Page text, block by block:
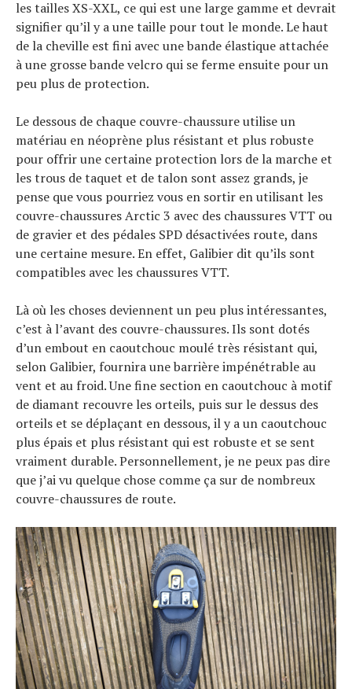
les tailles XS-XXL, ce qui est une large gamme et devrait
signifier qu’il y a une taille pour tout le monde. Le haut
de la cheville est fini avec une bande élastique attachée
à une grosse bande velcro qui se ferme ensuite pour un
peu plus de protection.
Le dessous de chaque couvre-chaussure utilise un
matériau en néoprène plus résistant et plus robuste
pour offrir une certaine protection lors de la marche et
les trous de taquet et de talon sont assez grands, je
pense que vous pourriez vous en sortir en utilisant les
couvre-chaussures Arctic 3 avec des chaussures VTT ou
de gravier et des pédales SPD désactivées route, dans
une certaine mesure. En effet, Galibier dit qu’ils sont
compatibles avec les chaussures VTT.
Là où les choses deviennent un peu plus intéressantes,
c’est à l’avant des couvre-chaussures. Ils sont dotés
d’un embout en caoutchouc moulé très résistant qui,
selon Galibier, fournira une barrière impénétrable au
vent et au froid. Une fine section en caoutchouc à motif
de diamant recouvre les orteils, puis sur le dessus des
orteils et se déplaçant en dessous, il y a un caoutchouc
plus épais et plus résistant qui est robuste et se sent
vraiment durable. Personnellement, je ne peux pas dire
que j’ai vu quelque chose comme ça sur de nombreux
couvre-chaussures de route.